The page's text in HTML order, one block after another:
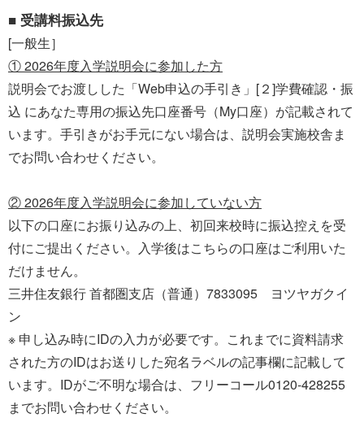
■ 受講料振込先
[一般生］
① 2026年度入学説明会に参加した方
説明会でお渡しした「Web申込の手引き」[２]学費確認・振
込 にあなた専用の振込先口座番号（My口座）が記載されて
います。手引きがお手元にない場合は、説明会実施校舎ま
でお問い合わせください。
② 2026年度入学説明会に参加していない方
以下の口座にお振り込みの上、初回来校時に振込控えを受
付にご提出ください。入学後はこちらの口座はご利用いた
だけません。
三井住友銀行 首都圏支店（普通）7833095 ヨツヤガクイ
ン
※ 申し込み時にIDの入力が必要です。これまでに資料請求
された方のIDはお送りした宛名ラベルの記事欄に記載して
います。IDがご不明な場合は、フリーコール0120-428255
までお問い合わせください。